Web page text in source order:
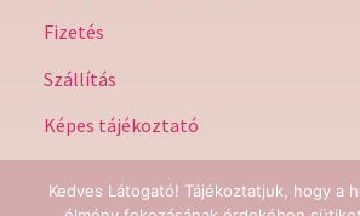
Fizetés
Szállítás
Képes tájékoztató
Kedves Látogató! Tájékoztatjuk, hogy a